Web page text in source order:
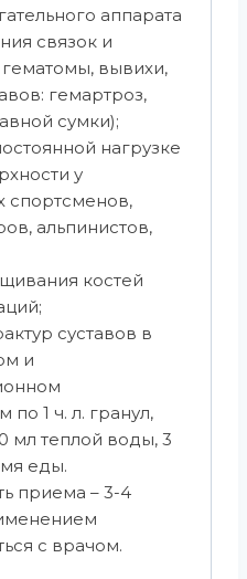
аппарата
связок и
вывихи,
гемартроз,
сумки);
нагрузке
у
спортсменов,
альпинистов,
костей
суставов в
и
1 ч. л. гранул,
мл теплой воды, 3
еды.
приема – 3-4
с врачом.